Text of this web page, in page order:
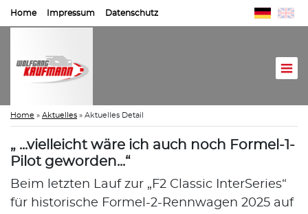
Home Impressum Datenschutz
Home » Aktuelles » Aktuelles Detail
„ ...vielleicht wäre ich auch noch Formel-1-
Pilot geworden...“
Beim letzten Lauf zur „F2 Classic InterSeries“
für historische Formel-2-Rennwagen 2025 auf